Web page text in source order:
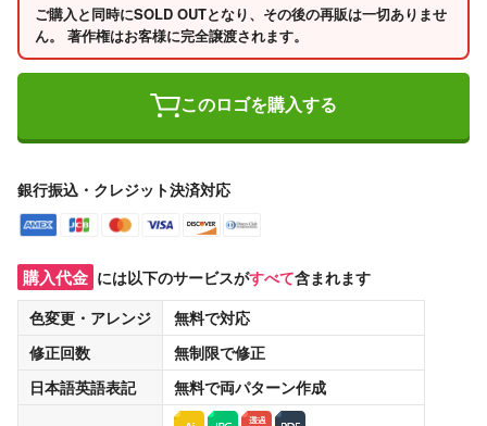
ご購入と同時にSOLD OUTとなり、その後の再販は一切ありませ
ん。 著作権はお客様に完全譲渡されます。
このロゴを購入する
銀行振込・クレジット決済対応
購入代金 には以下のサービスがすべて含まれます
色変更・アレンジ
無料で対応
修正回数
無制限で修正
日本語英語表記
無料で両パターン作成